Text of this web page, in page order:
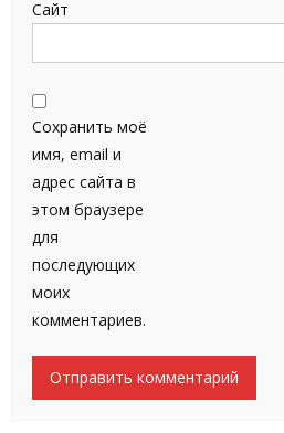
Сайт
Сохранить моё
имя, email и
адрес сайта в
этом браузере
для
последующих
моих
комментариев.